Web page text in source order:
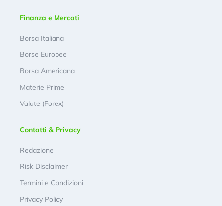
Finanza e Mercati
Borsa Italiana
Borse Europee
Borsa Americana
Materie Prime
Valute (Forex)
Contatti & Privacy
Redazione
Risk Disclaimer
Termini e Condizioni
Privacy Policy